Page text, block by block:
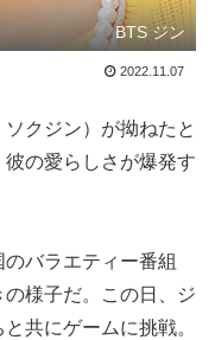
BTS ジン
2022.11.07
クジン）が拗ねたと
の愛らしさが爆発す
バラエティー番組
様子だ。この日、ジ
共にゲームに挑戦。